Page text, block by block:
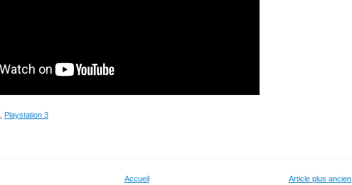
Playstation 3
Article plus ancien
Accueil